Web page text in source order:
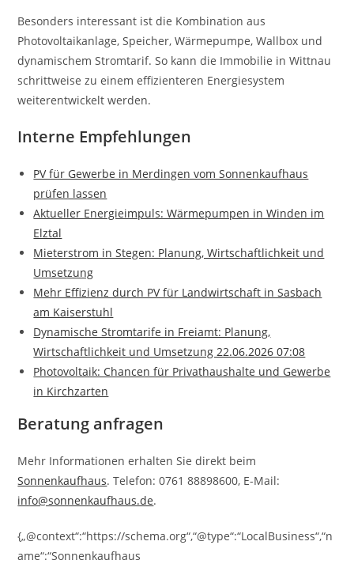
Besonders interessant ist die Kombination aus
Photovoltaikanlage, Speicher, Wärmepumpe, Wallbox und
dynamischem Stromtarif. So kann die Immobilie in Wittnau
schrittweise zu einem effizienteren Energiesystem
weiterentwickelt werden.
Interne Empfehlungen
PV für Gewerbe in Merdingen vom Sonnenkaufhaus
prüfen lassen
Aktueller Energieimpuls: Wärmepumpen in Winden im
Elztal
Mieterstrom in Stegen: Planung, Wirtschaftlichkeit und
Umsetzung
Mehr Effizienz durch PV für Landwirtschaft in Sasbach
am Kaiserstuhl
Dynamische Stromtarife in Freiamt: Planung,
Wirtschaftlichkeit und Umsetzung 22.06.2026 07:08
Photovoltaik: Chancen für Privathaushalte und Gewerbe
in Kirchzarten
Beratung anfragen
Mehr Informationen erhalten Sie direkt beim
Sonnenkaufhaus. Telefon: 0761 88898600, E-Mail:
info@sonnenkaufhaus.de.
{„@context“:“https://schema.org“,“@type“:“LocalBusiness“,“n
ame“:“Sonnenkaufhaus